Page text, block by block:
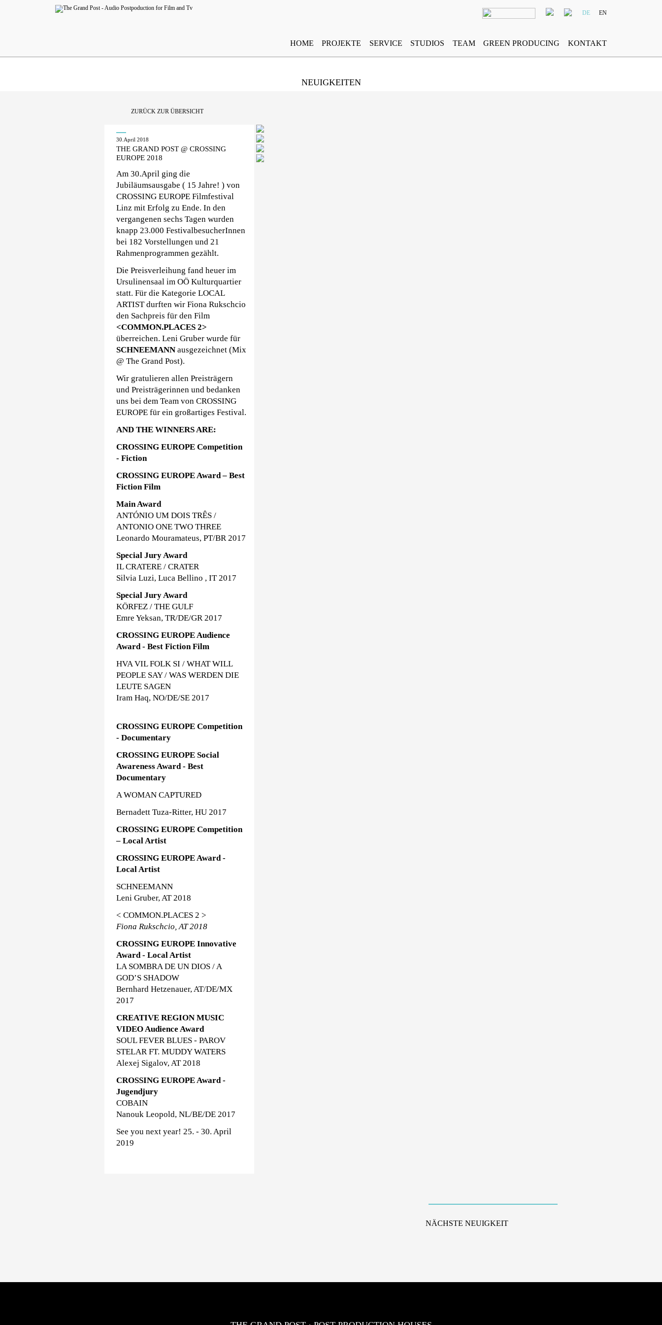
DE EN
HOME PROJEKTE SERVICE STUDIOS TEAM GREEN PRODUCING KONTAKT
NEUIGKEITEN
ZURÜCK ZUR ÜBERSICHT
30.April 2018
THE GRAND POST @ CROSSING
EUROPE 2018
Am 30.April ging die
Jubiläumsausgabe ( 15 Jahre! ) von
CROSSING EUROPE Filmfestival
Linz mit Erfolg zu Ende. In den
vergangenen sechs Tagen wurden
knapp 23.000 FestivalbesucherInnen
bei 182 Vorstellungen und 21
Rahmenprogrammen gezählt.
Die Preisverleihung fand heuer im
Ursulinensaal im OÖ Kulturquartier
statt. Für die Kategorie LOCAL
ARTIST durften wir Fiona Rukschcio
den Sachpreis für den Film
<COMMON.PLACES 2>
überreichen. Leni Gruber wurde für
SCHNEEMANN ausgezeichnet (Mix
@ The Grand Post).
Wir gratulieren allen Preisträgern
und Preisträgerinnen und bedanken
uns bei dem Team von CROSSING
EUROPE für ein großartiges Festival.
AND THE WINNERS ARE:
CROSSING EUROPE Competition
- Fiction
CROSSING EUROPE Award – Best
Fiction Film
Main Award
ANTÓNIO UM DOIS TRÊS /
ANTONIO ONE TWO THREE
Leonardo Mouramateus, PT/BR 2017
Special Jury Award
IL CRATERE / CRATER
Silvia Luzi, Luca Bellino , IT 2017
Special Jury Award
KÖRFEZ / THE GULF
Emre Yeksan, TR/DE/GR 2017
CROSSING EUROPE Audience
Award - Best Fiction Film
HVA VIL FOLK SI / WHAT WILL
PEOPLE SAY / WAS WERDEN DIE
LEUTE SAGEN
Iram Haq, NO/DE/SE 2017
CROSSING EUROPE Competition
- Documentary
CROSSING EUROPE Social
Awareness Award - Best
Documentary
A WOMAN CAPTURED
Bernadett Tuza-Ritter, HU 2017
CROSSING EUROPE Competition
– Local Artist
CROSSING EUROPE Award -
Local Artist
SCHNEEMANN
Leni Gruber, AT 2018
< COMMON.PLACES 2 >
Fiona Rukschcio, AT 2018
CROSSING EUROPE Innovative
Award - Local Artist
LA SOMBRA DE UN DIOS / A
GOD’S SHADOW
Bernhard Hetzenauer, AT/DE/MX
2017
CREATIVE REGION MUSIC
VIDEO Audience Award
SOUL FEVER BLUES - PAROV
STELAR FT. MUDDY WATERS
Alexej Sigalov, AT 2018
CROSSING EUROPE Award -
Jugendjury
COBAIN
Nanouk Leopold, NL/BE/DE 2017
See you next year! 25. - 30. April
2019
NÄCHSTE NEUIGKEIT